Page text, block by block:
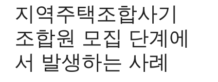
지역주택조합사기
조합원 모집 단계에
서 발생하는 사례